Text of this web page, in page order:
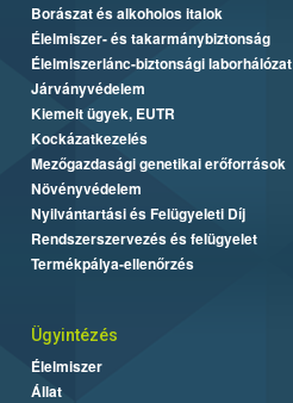
Borászat és alkoholos italok
Élelmiszer- és takarmánybiztonság
Élelmiszerlánc-biztonsági laborhálózat
Járványvédelem
Kiemelt ügyek, EUTR
Kockázatkezelés
Mezőgazdasági genetikai erőforrások
Növényvédelem
Nyilvántartási és Felügyeleti Díj
Rendszerszervezés és felügyelet
Termékpálya-ellenőrzés
Ügyintézés
Élelmiszer
Állat